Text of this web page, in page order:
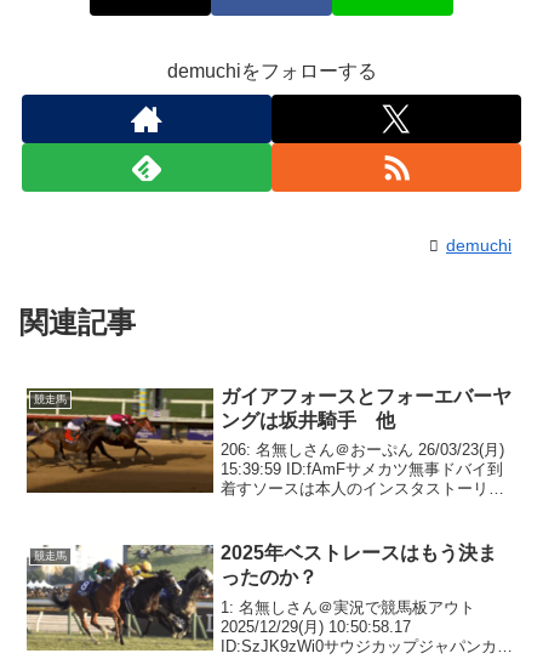
demuchiをフォローする
demuchi
関連記事
競走馬
ガイアフォースとフォーエバーヤ
ングは坂井騎手 他
206: 名無しさん＠おーぷん 26/03/23(月)
15:39:59 ID:fAmFサメカツ無事ドバイ到
着すソースは本人のインスタストーリー
競走馬
2025年ベストレースはもう決ま
ったのか？
1: 名無しさん＠実況で競馬板アウト
2025/12/29(月) 10:50:58.17
ID:SzJK9zWi0サウジカップジャパンカッ